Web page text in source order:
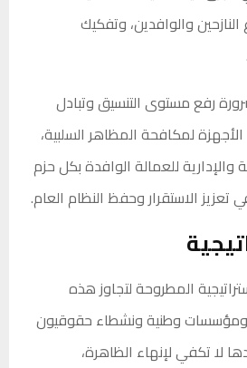
والوافدين، وتفكيك
رفع مستوى التنسيق وتبادل
لمكافحة المظاهر السلبية،
والإدارية للعمالة الوافدة بكل حزم
الاستقرار وحفظ النظام العام.
المطروحة لتجاوز هذه
ومؤسسات وطنية ونشطاء حقوقيون
لا تكفي لإنهاء الظاهرة،